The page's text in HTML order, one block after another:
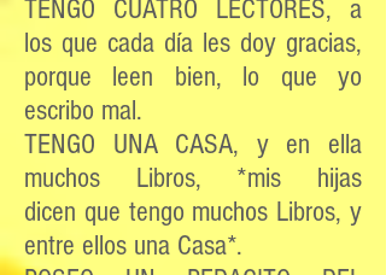
TENGO CUATRO LECTORES, a
los que cada día les doy gracias,
porque leen bien, lo que yo
escribo mal.
TENGO UNA CASA, y en ella
muchos Libros, *mis hijas
dicen que tengo muchos Libros, y
entre ellos una Casa*.